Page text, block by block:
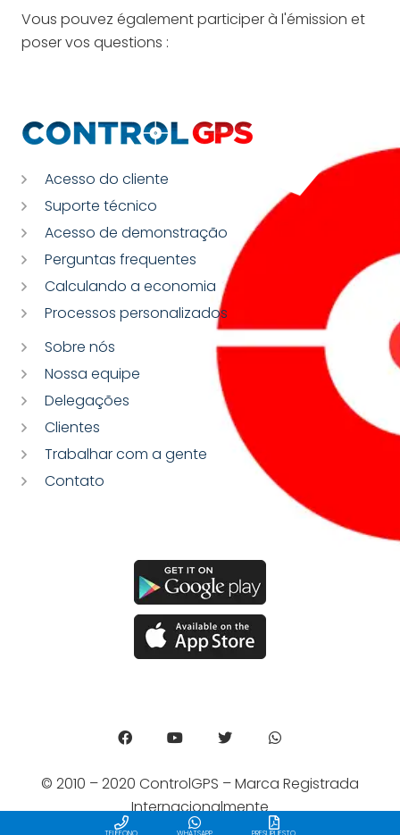
Vous pouvez également participer à l'émission et
poser vos questions :
Acesso do cliente
Suporte técnico
Acesso de demonstração
Perguntas frequentes
Calculando a economia
Processos personalizados
Sobre nós
Nossa equipe
Delegações
Clientes
Trabalhar com a gente
Contato
© 2010 – 2020 ControlGPS – Marca Registrada
Internacionalmente